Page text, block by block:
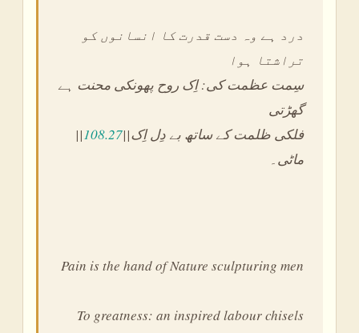
درد ہے وہ دست قدرت کا انسانوں کو
تراشتا ہوا
سِمت عظمت کی: اِک روح پھونکی محنت ہے
گھڑتی
||108.27||فلکی ظلمت کے ساتھ بے دِل اِک
ماٹی۔
Pain is the hand of Nature sculpturing men
To greatness: an inspired labour chisels